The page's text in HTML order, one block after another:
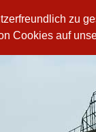
zu
Cookies auf